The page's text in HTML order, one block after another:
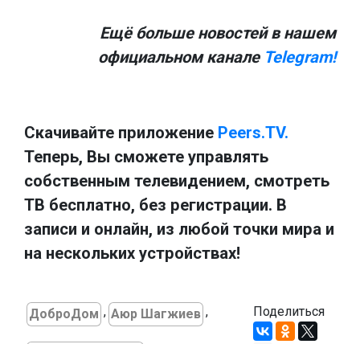
Ещё больше новостей в нашем
официальном канале Telegram!
Скачивайте приложение Peers.TV.
Теперь, Вы сможете управлять
собственным телевидением, смотреть
ТВ бесплатно, без регистрации. В
записи и онлайн, из любой точки мира и
на нескольких устройствах!
ДоброДом , Аюр Шагжиев , Поделиться